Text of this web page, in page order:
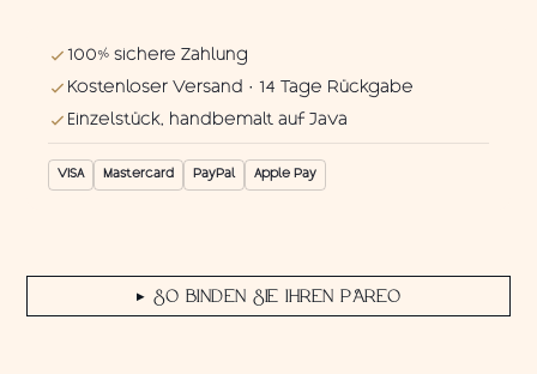
100% sichere Zahlung
Kostenloser Versand · 14 Tage Rückgabe
Einzelstück, handbemalt auf Java
VISA Mastercard PayPal Apple Pay
▶ SO BINDEN SIE IHREN PAREO